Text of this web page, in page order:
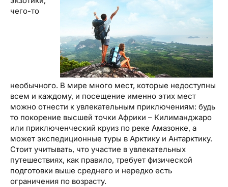
чего-то
необычного. В мире много мест, которые недоступны
всем и каждому, и посещение именно этих мест
можно отнести к увлекательным приключениям: будь
то покорение высшей точки Африки – Килиманджаро
или приключенческий круиз по реке Амазонке, а
может экспедиционные туры в Арктику и Антарктику.
Стоит учитывать, что участие в увлекательных
путешествиях, как правило, требует физической
подготовки выше среднего и нередко есть
ограничения по возрасту.